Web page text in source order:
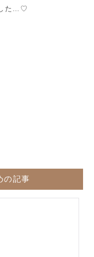
した…♡
の記事